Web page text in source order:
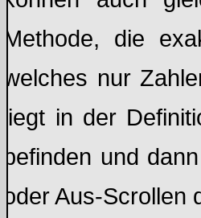
Methode, die
welches nur
liegt in der
befinden und
oder Aus-Scrollen